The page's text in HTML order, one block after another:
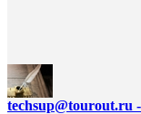
techsup@tourout.ru